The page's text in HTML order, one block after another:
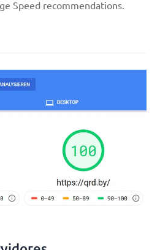
Speed recommendations.